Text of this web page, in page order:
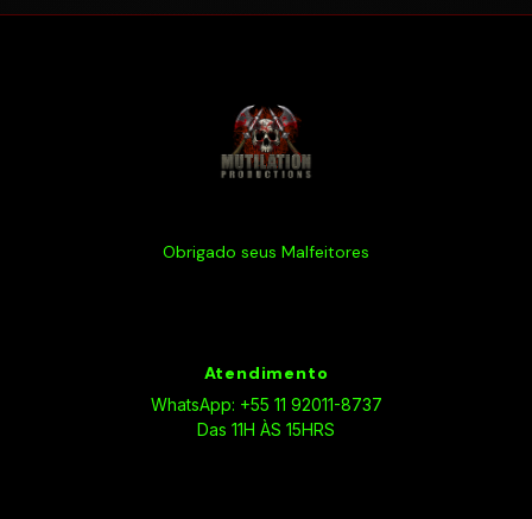
Obrigado seus Malfeitores
Atendimento
WhatsApp: +55 11 92011-8737
Das 11H ÀS 15HRS